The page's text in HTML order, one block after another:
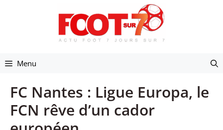
Menu
FC Nantes : Ligue Europa, le
FCN rêve d’un cador